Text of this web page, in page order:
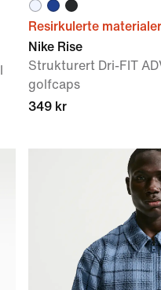
Resirkulerte materialer
Nike Rise
Strukturert Dri-FIT
golfcaps
349 kr